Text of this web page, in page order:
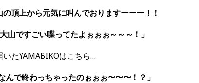
頂上から元気に叫んでおりますーーー！！
山ですごい喋ってたよぉぉぉ～～～！」
たYAMABIKOはこちら…
んで終わっちゃったのぉぉぉ〜〜〜！？」